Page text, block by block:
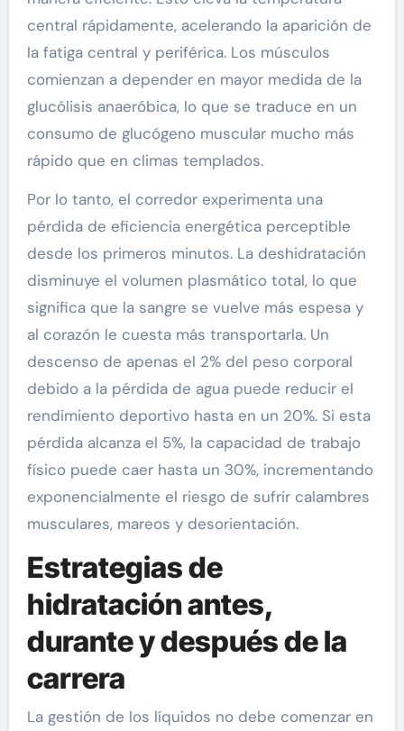
central rápidamente, acelerando la aparición de
la fatiga central y periférica. Los músculos
comienzan a depender en mayor medida de la
glucólisis anaeróbica, lo que se traduce en un
consumo de glucógeno muscular mucho más
rápido que en climas templados.
Por lo tanto, el corredor experimenta una
pérdida de eficiencia energética perceptible
desde los primeros minutos. La deshidratación
disminuye el volumen plasmático total, lo que
significa que la sangre se vuelve más espesa y
al corazón le cuesta más transportarla. Un
descenso de apenas el 2% del peso corporal
debido a la pérdida de agua puede reducir el
rendimiento deportivo hasta en un 20%. Si esta
pérdida alcanza el 5%, la capacidad de trabajo
físico puede caer hasta un 30%, incrementando
exponencialmente el riesgo de sufrir calambres
musculares, mareos y desorientación.
Estrategias de
hidratación antes,
durante y después de la
carrera
La gestión de los líquidos no debe comenzar en